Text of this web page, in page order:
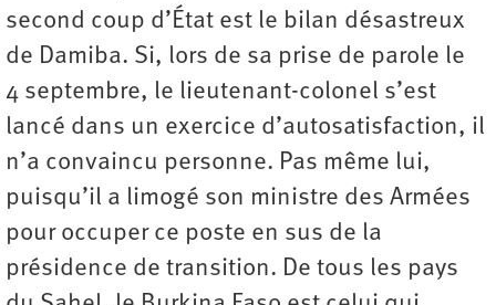
second coup d’État est le bilan désastreux
de Damiba. Si, lors de sa prise de parole le
4 septembre, le lieutenant-­colonel s’est
lancé dans un exercice d’autosatisfaction, il
n’a convaincu personne. Pas même lui,
puisqu’il a limogé son ministre des Armées
pour occuper ce poste en sus de la
présidence de transition. De tous les pays